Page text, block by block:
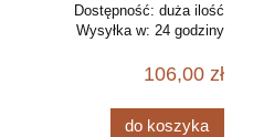
Dostępność: duża ilość
Wysyłka w: 24 godziny
106,00 zł
do koszyka